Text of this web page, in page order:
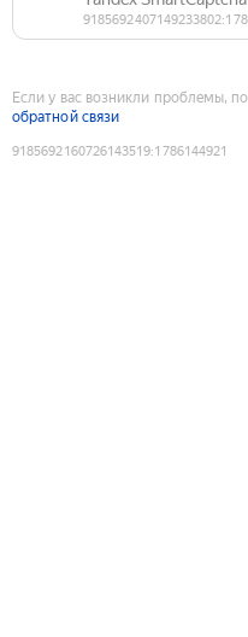
Если у вас возникли проблемы,
обратной связи
9185692160726143519:1786144921